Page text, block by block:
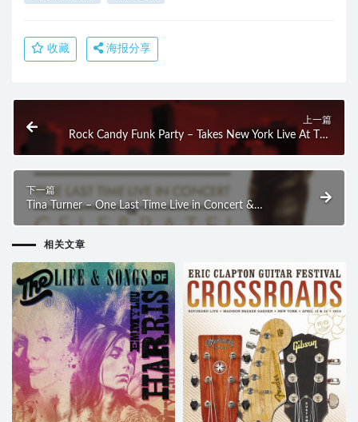
收藏 海报分享
上一篇
Rock Candy Funk Party – Takes New York Live At The
Iridium (2014) (2014) BD蓝光原盘 22.2G
下一篇
Tina Turner – One Last Time Live in Concert &
相关文章